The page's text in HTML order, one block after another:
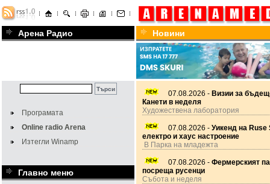
Арена Радио Новини
Програмата
Online radio Arena
Изтегли Winamp
Главно меню
07.08.2026 - Визии за
Канети в неделя
Художествена лаборатория
07.08.2026 - Уикенд на Ruse
електро и хаус настроение
В Парка на младежта
07.08.2026 - Фермерският
посреща русенци
Събота и неделя